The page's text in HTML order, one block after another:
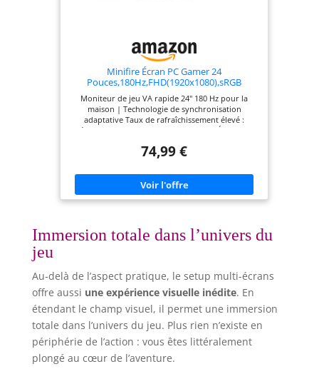
Minifire Écran PC Gamer 24
Pouces,180Hz,FHD(1920x1080),sRGB
Moniteur de jeu VA rapide 24" 180 Hz pour la
maison | Technologie de synchronisation
adaptative Taux de rafraîchissement élevé :
résolution FHD (1920 x 1080p), 180 Hz Écran PC;
Technologies anti-lumière bleue et anti-
couleurs, luminosité maximale de 300 cd/m²,
gamme de couleurs sRGB à 110 %, rapport de
contraste de 4000:1 Ports : 1 x DP 1.2 et 1 x HDMI
1.4 (câble HDMI x 1 inclus) 丨 Prise audio (pas de
soins oculaires ; Support stable à montage facile,
inclinaison de -5 ° à 15 °, angle de vision de 178 °
74,99 €
Immersion totale dans l’univers du
jeu
Au-delà de l’aspect pratique, le setup multi-écrans
offre aussi une expérience visuelle inédite. En
étendant le champ visuel, il permet une immersion
totale dans l’univers du jeu. Plus rien n’existe en
périphérie de l’action : vous êtes littéralement
plongé au cœur de l’aventure.